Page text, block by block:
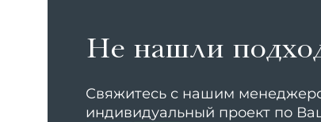
Не нашли
Свяжитесь с нашим
индивидуальный проект по